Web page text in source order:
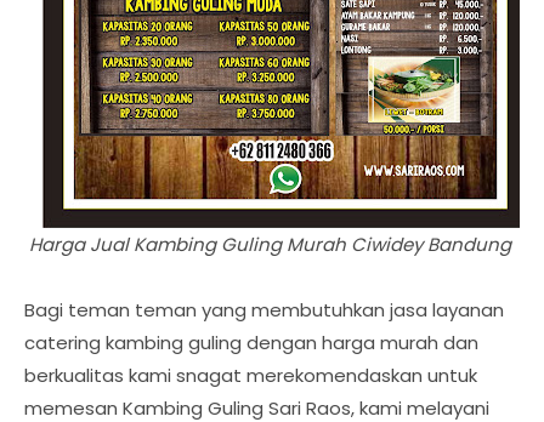
Harga Jual Kambing Guling Murah Ciwidey Bandung
Bagi teman teman yang membutuhkan jasa layanan
catering kambing guling dengan harga murah dan
berkualitas kami snagat merekomendaskan untuk
memesan Kambing Guling Sari Raos, kami melayani